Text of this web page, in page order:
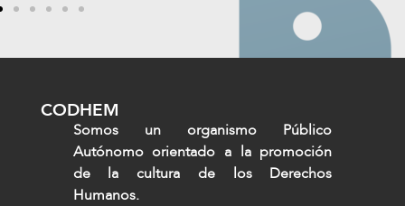
CODHEM
Somos un organismo Público
Autónomo orientado a la promoción
de la cultura de los Derechos
Humanos.